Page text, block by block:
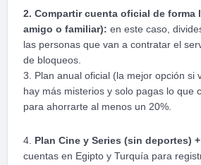
2. Compartir cuenta oficial de forma
amigo o familiar): en este caso,
las personas que van a contratar el
de bloqueos.
3. Plan anual oficial (la mejor opción si
hay más misterios y solo pagas lo que
para ahorrarte al menos un 20%.
4. Plan Cine y Series (sin deportes) +
cuentas en Egipto y Turquía para